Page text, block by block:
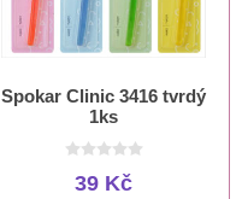
Spokar Clinic 3416 tvrdý
1ks
39 Kč